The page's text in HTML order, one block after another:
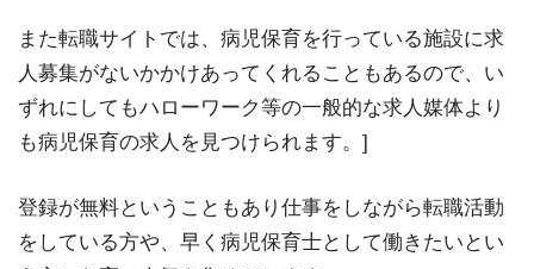
また転職サイトでは、病児保育を行っている施設に求
人募集がないかかけあってくれることもあるので、い
ずれにしてもハローワーク等の一般的な求人媒体より
も病児保育の求人を見つけられます。]
登録が無料ということもあり仕事をしながら転職活動
をしている方や、早く病児保育士として働きたいとい